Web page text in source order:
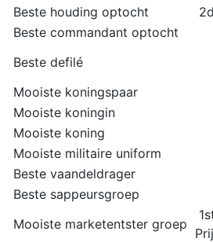
Beste houding optocht
Beste commandant optocht
Beste defilé
Mooiste koningspaar
Mooiste koningin
Mooiste koning
Mooiste militaire uniform
Beste vaandeldrager
Beste sappeursgroep
Mooiste marketentster groep